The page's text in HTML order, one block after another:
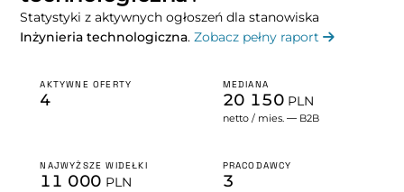
Statystyki z aktywnych ogłoszeń dla stanowiska
Inżynieria technologiczna.Zobacz pełny raport
AKTYWNE OFERTY
4
MEDIANA
20 150 PLN
netto / mies. — B2B
NAJWYŻSZE WIDEŁKI
11 000 PLN
PRACODAWCY
3